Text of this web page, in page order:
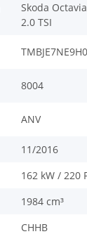
Skoda
2.0 TSI
8004
ANV
11/2016
162 kW / 220
1984 cm³
CHHB